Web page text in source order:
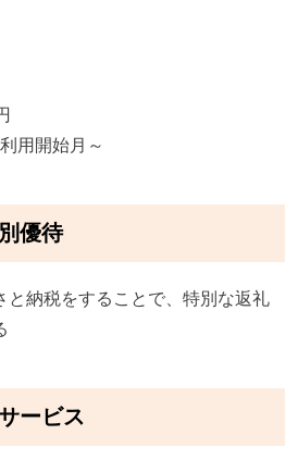
用開始月～
優待
と納税をすることで、特別な返礼
ービス